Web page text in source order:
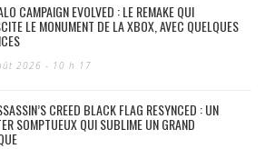
CAMPAIGN EVOLVED : LE REMAKE QUI
LE MONUMENT DE LA XBOX, AVEC QUELQUES
2026 - 10 h 17
CREED BLACK FLAG RESYNCED : UN
SOMPTUEUX QUI SUBLIME UN GRAND